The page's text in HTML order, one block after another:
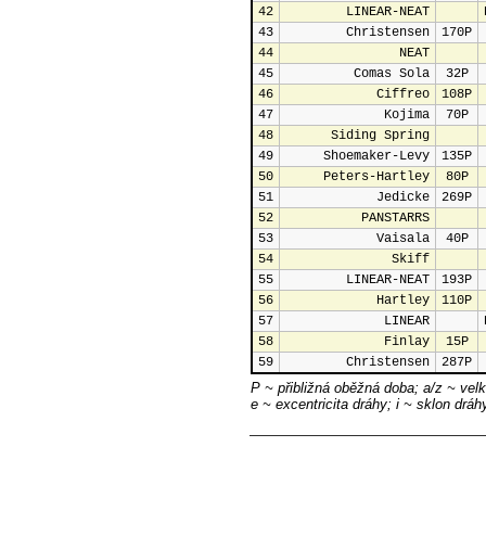
42
LINEAR-NEAT
43
Christensen
170P
44
NEAT
45
Comas Sola
32P
46
Ciffreo
108P
47
Kojima
70P
48
Siding Spring
49
Shoemaker-Levy
135P
50
Peters-Hartley
80P
51
Jedicke
269P
52
PANSTARRS
53
Vaisala
40P
54
Skiff
55
LINEAR-NEAT
193P
56
Hartley
110P
57
LINEAR
58
Finlay
15P
59
Christensen 287P
P ~ přibližná oběžná doba; a/z ~
e ~ excentricita dráhy; i ~ sklon